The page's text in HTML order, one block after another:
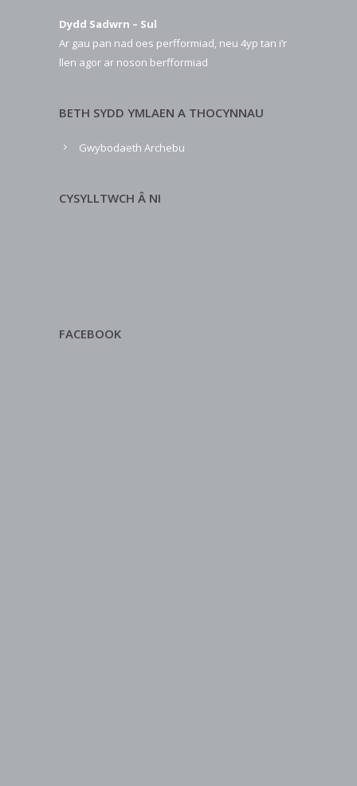
Dydd Sadwrn – Sul
Ar gau pan nad oes perfformiad, neu 4yp tan i’r
llen agor ar noson berfformiad
BETH SYDD YMLAEN A THOCYNNAU
Gwybodaeth Archebu
CYSYLLTWCH Â NI
FACEBOOK